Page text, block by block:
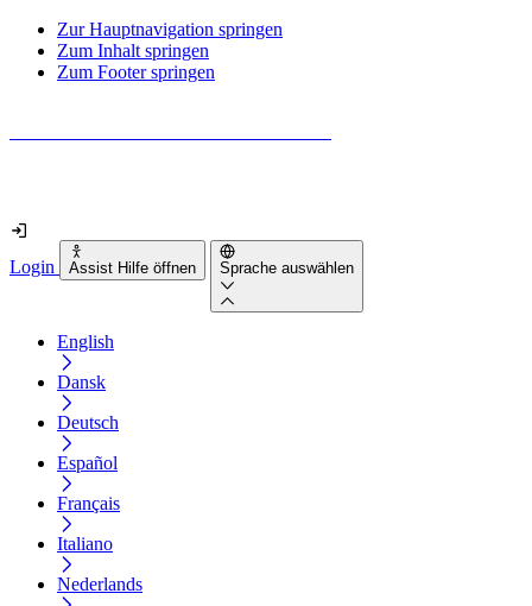
Zur Hauptnavigation springen
Zum Inhalt springen
Zum Footer springen
Login Assist Hilfe öffnen Sprache auswählen
English
Dansk
Deutsch
Español
Français
Italiano
Nederlands